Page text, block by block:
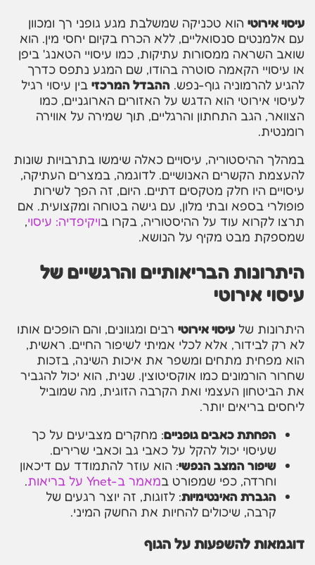
עיסוי אירוטי הוא טכניקה שמשלבת מגע גופני רך ומכוון
עם אלמנטים סנסואליים, ללא הכרח בקיום יחסי מין. הוא
שואב השראה ממסורות עתיקות, כמו עיסויי הטאנג' ביפן
או עיסויי הקאמה סוטרה בהודו, שם המגע נתפס כדרך
להגיע להרמוניה גוף-נפש. ההבדל המרכזי בין עיסוי רגיל
לעיסוי אירוטי הוא הדגש על האזורים הארוגניים, כמו
הצוואר, הגב התחתון והרגליים, תוך שמירה על אווירה
רומנטית.
במהלך ההיסטוריה, עיסויים כאלה שימשו בתרבויות שונות
להעצמת הקשרים האנושיים. לדוגמה, במצרים העתיקה,
עיסויים היו חלק מטקסים דתיים. היום, זה הפך לשירות
פופולרי בספא ובתי מלון, עם גישה בטוחה ומקצועית. אם
תרצו לקרוא עוד על ההיסטוריה, בקרו בויקיפדיה: עיסוי,
שמספקת מבט מקיף על הנושא.
היתרונות הבריאותיים והרגשיים של
עיסוי אירוטי
היתרונות של עיסוי אירוטי רבים ומגוונים, והם הופכים אותו
לא רק לבידור, אלא לכלי אמיתי לשיפור החיים. ראשית,
הוא מפחית מתחים ומשפר את איכות השינה, בזכות
שחרור הורמונים כמו אוקסיטוצין. שנית, הוא יכול להגביר
את הביטחון העצמי ואת הקרבה הזוגית, מה שמוביל
ליחסים בריאים יותר.
הפחתת כאבים גופניים: מחקרים מצביעים על כך
שעיסוי יכול להקל על כאבי גב וכאבי שרירים.
שיפור המצב הנפשי: הוא עוזר להתמודד עם דיכאון
וחרדה, כפי שמפורט במאמר ב-Ynet על בריאות
.
הגברת האינטימיות: לזוגות, זה יוצר רגעים של
קרבה, שיכולים להחיות את החשק המיני.
דוגמאות להשפעות על הגוף